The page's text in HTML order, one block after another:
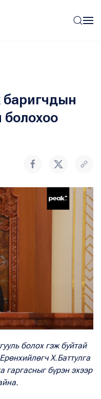
баригчдын
болохоо
болох гэж буйтай
Х.Баттулга
гаргасныг бүрэн эхээр